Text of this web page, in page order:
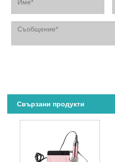
Свързани продукти